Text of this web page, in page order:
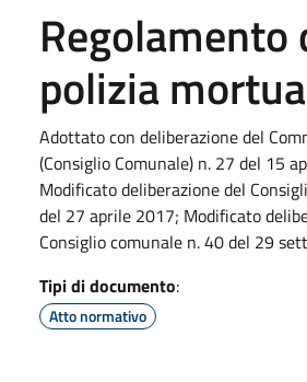
Regolamento
polizia
Adottato con deliberazione del
(Consiglio Comunale) n. 27 del 15
Modificato deliberazione del
del 27 aprile 2017; Modificato
Consiglio comunale n. 40 del 29
Tipi di documento:
Atto normativo